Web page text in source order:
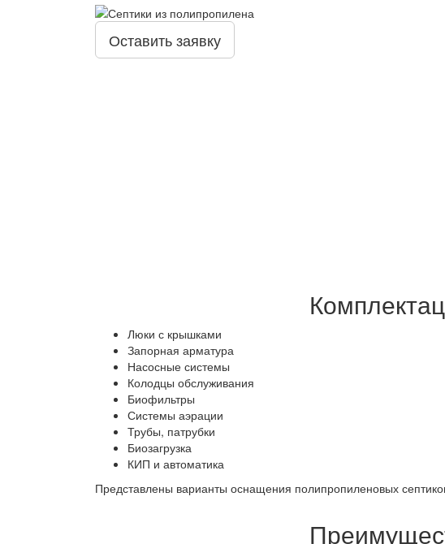
Оставить заявку
Люки с крышками
Запорная арматура
Насосные системы
Колодцы обслуживания
Биофильтры
Системы аэрации
Трубы, патрубки
Биозагрузка
КИП и автоматика
Представлены варианты оснащения полипропиленовых